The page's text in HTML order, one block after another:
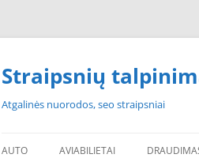
Skip
Straipsnių
Atgalinės nuorodos, seo straipsniai
AUTO AVIABILIETAI